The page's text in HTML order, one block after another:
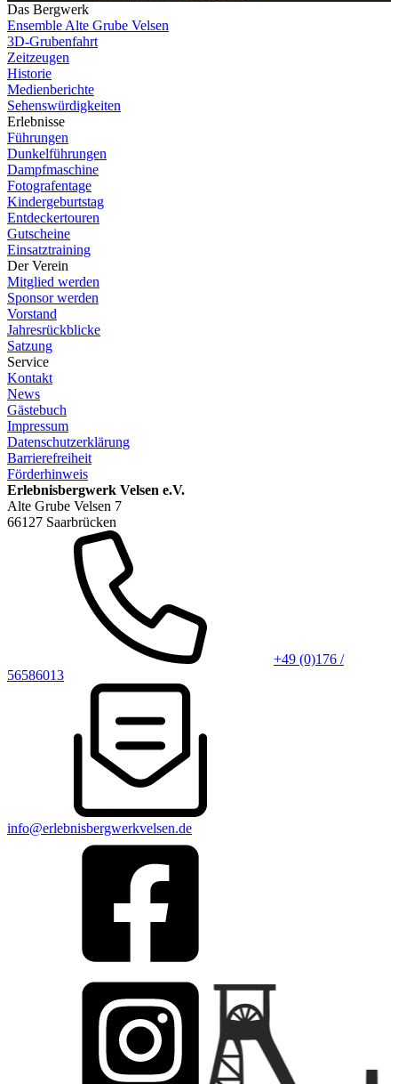
Das Bergwerk
Ensemble Alte Grube Velsen
3D-Grubenfahrt
Zeitzeugen
Historie
Medienberichte
Sehenswürdigkeiten
Erlebnisse
Führungen
Dunkelführungen
Dampfmaschine
Fotografentage
Kindergeburtstag
Entdeckertouren
Gutscheine
Einsatztraining
Der Verein
Mitglied werden
Sponsor werden
Vorstand
Jahresrückblicke
Satzung
Service
Kontakt
News
Gästebuch
Impressum
Datenschutzerklärung
Barrierefreiheit
Förderhinweis
Erlebnisbergwerk Velsen e.V.
Alte Grube Velsen 7
66127 Saarbrücken
+49 (0)176 /
56586013
info@erlebnisbergwerkvelsen.de